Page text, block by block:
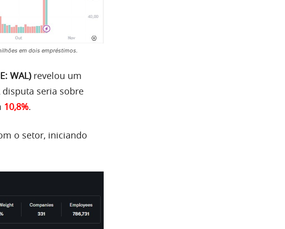
em dois empréstimos.
WAL)revelou um
seria sobre
10,8%.
o setor, iniciando